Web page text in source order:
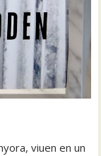
viuen en un